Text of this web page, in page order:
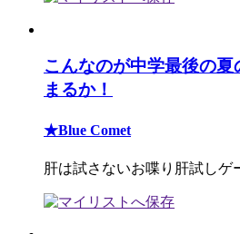
こんなのが中学最後の
まるか！
★Blue Comet
肝は試さないお喋り肝試しゲ